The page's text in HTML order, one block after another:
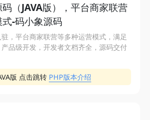
（JAVA版），平台商家联营
-码小象源码
，平台商家联营等多种运营模式，满足
品级开发，开发者文档齐全，源码交付
版 点击跳转 PHP版本介绍